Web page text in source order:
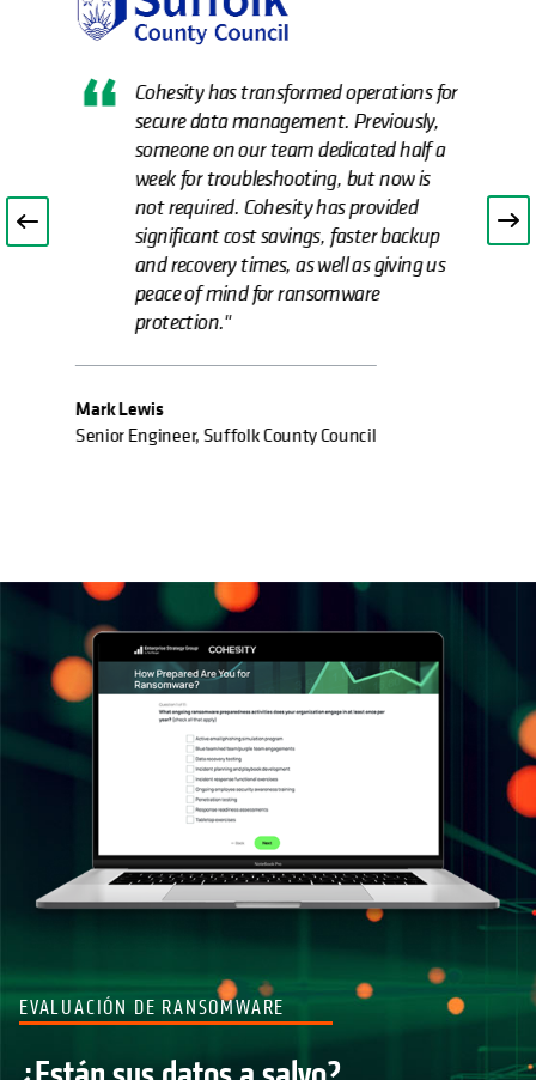
Cohesity has transformed operations for
secure data management. Previously,
someone on our team dedicated half a
week for troubleshooting, but now is
not required. Cohesity has provided
significant cost savings, faster backup
and recovery times, as well as giving us
peace of mind for ransomware
protection."
Mark Lewis
Senior Engineer, Suffolk County Council
EVALUACIÓN DE RANSOMWARE